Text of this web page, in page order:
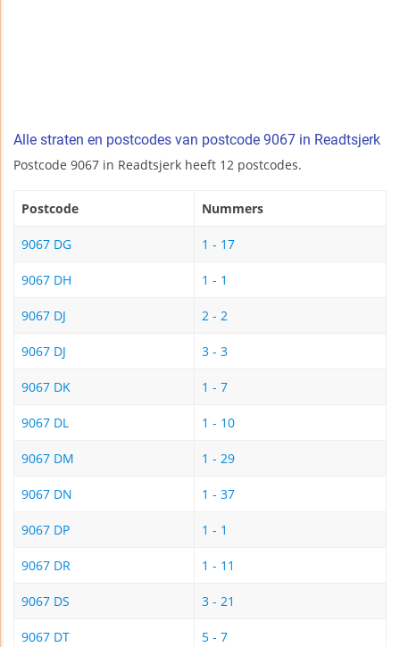
Alle straten en postcodes van postcode 9067 in Readtsjerk
Postcode 9067 in Readtsjerk heeft 12 postcodes.
Postcode Nummers
9067 DG 1 - 17
9067 DH 1 - 1
9067 DJ 2 - 2
9067 DJ 3 - 3
9067 DK 1 - 7
9067 DL 1 - 10
9067 DM 1 - 29
9067 DN 1 - 37
9067 DP 1 - 1
9067 DR 1 - 11
9067 DS 3 - 21
9067 DT 5 - 7